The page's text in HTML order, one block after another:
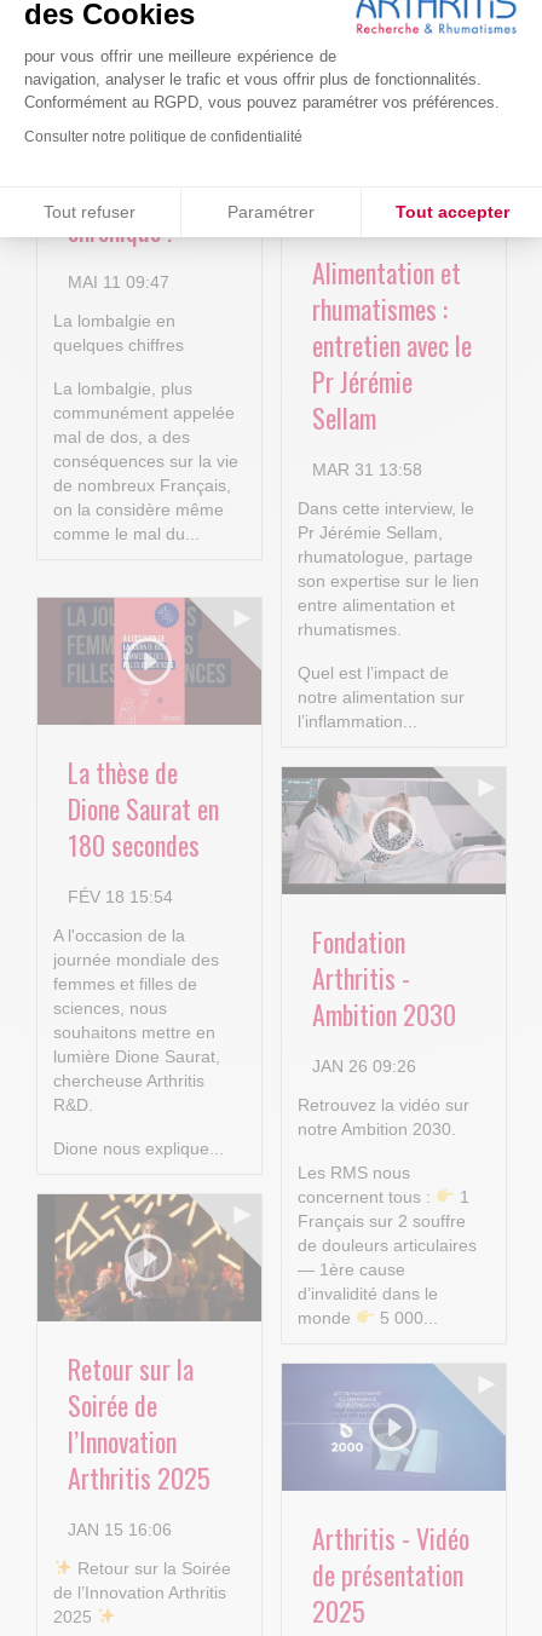
des Cookies
pour vous offrir une meilleure expérience de
navigation, analyser le trafic et vous offrir plus de fonctionnalités.
Conformément au RGPD, vous pouvez paramétrer vos préférences.
Consulter notre politique de confidentialité
Tout refuser Paramétrer Tout accepter
Axeptio consent
Plateforme de Gestion du Consentement : Personnalisez vos
Notre plateforme vous permet d'adapter et de gérer vos
4P : Les
nouvelles
technologies
numériques au
service de la
chronique !
MAI 11 09:47
La lombalgie en
quelques chiffres
La lombalgie, plus
communément appelée
mal de dos, a des
conséquences sur la vie
de nombreux Français,
on la considère même
comme le mal du...
Cure-RA
AVR 22 15:01
Alimentation et
rhumatismes :
entretien avec le
Pr Jérémie
Sellam
MAR 31 13:58
Dans cette interview, le
Pr Jérémie Sellam,
rhumatologue, partage
son expertise sur le lien
entre alimentation et
rhumatismes.
Quel est l’impact de
notre alimentation sur
l’inflammation...
La thèse de
Dione Saurat en
180 secondes
FÉV 18 15:54
A l'occasion de la
journée mondiale des
femmes et filles de
sciences, nous
souhaitons mettre en
lumière Dione Saurat,
chercheuse Arthritis
R&D.
Dione nous explique...
Fondation
Arthritis -
Ambition 2030
JAN 26 09:26
Retrouvez la vidéo sur
notre Ambition 2030.
Les RMS nous
concernent tous :
1
Français sur 2 souffre
de douleurs articulaires
— 1ère cause
d’invalidité dans le
monde
5 000...
Retour sur la
Soirée de
l’Innovation
Arthritis 2025
JAN 15 16:06
​ Retour sur la Soirée
de l’Innovation Arthritis
2025
Arthritis - Vidéo
de présentation
2025